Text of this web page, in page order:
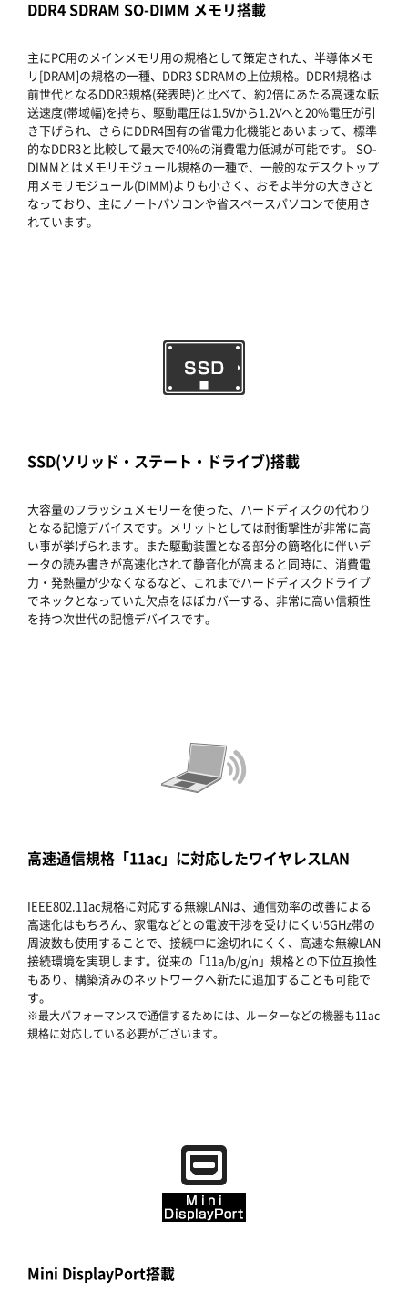
DDR4 SDRAM SO-DIMM メモリ搭載
主にPC用のメインメモリ用の規格として策定された、半導体メモ
リ[DRAM]の規格の一種、DDR3 SDRAMの上位規格。DDR4規格は
前世代となるDDR3規格(発表時)と比べて、約2倍にあたる高速な転
送速度(帯域幅)を持ち、駆動電圧は1.5Vから1.2Vへと20%電圧が引
き下げられ、さらにDDR4固有の省電力化機能とあいまって、標準
的なDDR3と比較して最大で40%の消費電力低減が可能です。 SO-
DIMMとはメモリモジュール規格の一種で、一般的なデスクトップ
用メモリモジュール(DIMM)よりも小さく、おそよ半分の大きさと
なっており、主にノートパソコンや省スペースパソコンで使用さ
れています。
SSD(ソリッド・ステート・ドライブ)搭載
大容量のフラッシュメモリーを使った、ハードディスクの代わり
となる記憶デバイスです。メリットとしては耐衝撃性が非常に高
い事が挙げられます。また駆動装置となる部分の簡略化に伴いデ
ータの読み書きが高速化されて静音化が高まると同時に、消費電
力・発熱量が少なくなるなど、これまでハードディスクドライブ
でネックとなっていた欠点をほぼカバーする、非常に高い信頼性
を持つ次世代の記憶デバイスです。
高速通信規格「11ac」に対応したワイヤレスLAN
IEEE802.11ac規格に対応する無線LANは、通信効率の改善による
高速化はもちろん、家電などとの電波干渉を受けにくい5GHz帯の
周波数も使用することで、接続中に途切れにくく、高速な無線LAN
接続環境を実現します。従来の「11a/b/g/n」規格との下位互換性
もあり、構築済みのネットワークへ新たに追加することも可能で
す。
※最大パフォーマンスで通信するためには、ルーターなどの機器も11ac
規格に対応している必要がございます。
Mini DisplayPort搭載